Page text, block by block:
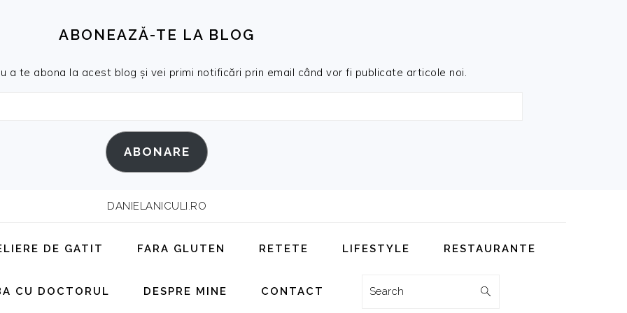
ABONEAZĂ-TE LA BLOG
a te abona la acest blog și vei primi notificări prin email când vor fi publicate articole noi.
ABONARE
DANIELANICULI.RO
DE GATIT FARA GLUTEN RETETE LIFESTYLE RESTAURANTE
CU DOCTORUL DESPRE MINE CONTACT Search